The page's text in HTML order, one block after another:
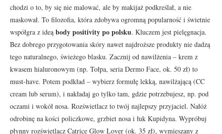
chodzi o to, by się nie malować, ale by makijaż podkreślał, a nie
maskował. To filozofia, która zdobywa ogromną popularność i świetnie
współgra z ideą body positivity po polsku. Kluczem jest pielęgnacja.
Bez dobrego przygotowania skóry nawet najdroższe produkty nie dadzą
tego naturalnego, świeżego blasku. Zacznij od nawilżenia – krem z
kwasem hialuronowym (np. Tołpa, seria Dermo Face, ok. 50 zł) to
must-have. Potem podkład – wybierz formułę lekką, nawilżającą (CC
cream lub serum), i nakładaj go tylko tam, gdzie potrzebujesz, np. pod
oczami i wokół nosa. Rozświetlacz to twój najlepszy przyjaciel. Nałóż
odrobinę na kości policzkowe, grzbiet nosa i łuk Kupidyna. Wypróbuj
płynny rozświetlacz Catrice Glow Lover (ok. 35 zł), wymieszany z